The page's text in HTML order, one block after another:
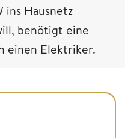
ins Hausnetz
benötigt eine
einen Elektriker.